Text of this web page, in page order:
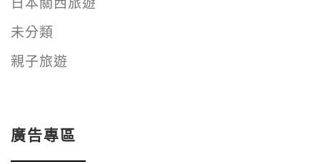
日本關西旅遊
未分類
親子旅遊
廣告專區